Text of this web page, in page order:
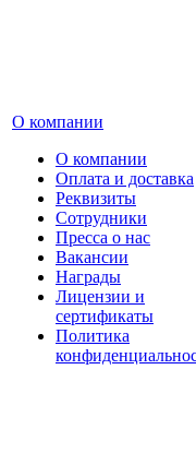
О компании
О компании
Оплата и доставка
Реквизиты
Сотрудники
Пресса о нас
Вакансии
Награды
Лицензии и
сертификаты
Политика